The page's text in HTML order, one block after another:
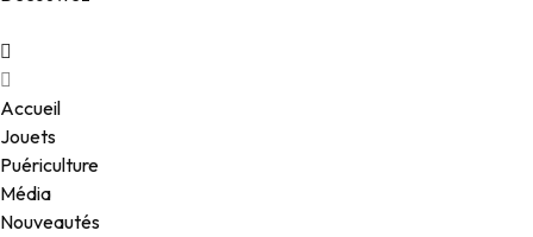
Accueil
Jouets
Puériculture
Média
Nouveautés